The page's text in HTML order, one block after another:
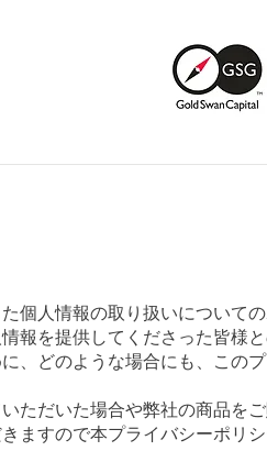
個人情報の取り扱いについて
報を提供してくださった皆様
、どのような場合にも、この
ただいた場合や弊社の商品を
ますので本プライバシーポリ